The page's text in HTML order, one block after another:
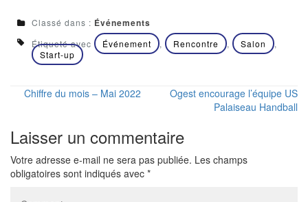
Classé dans : Événements
Étiqueté avec Événement , Rencontre , Salon
,
Start-up
Chiffre du mois – Mai 2022
Ogest encourage l’équipe US
Palaiseau Handball
Laisser un commentaire
Votre adresse e-mail ne sera pas publiée. Les champs
obligatoires sont indiqués avec *